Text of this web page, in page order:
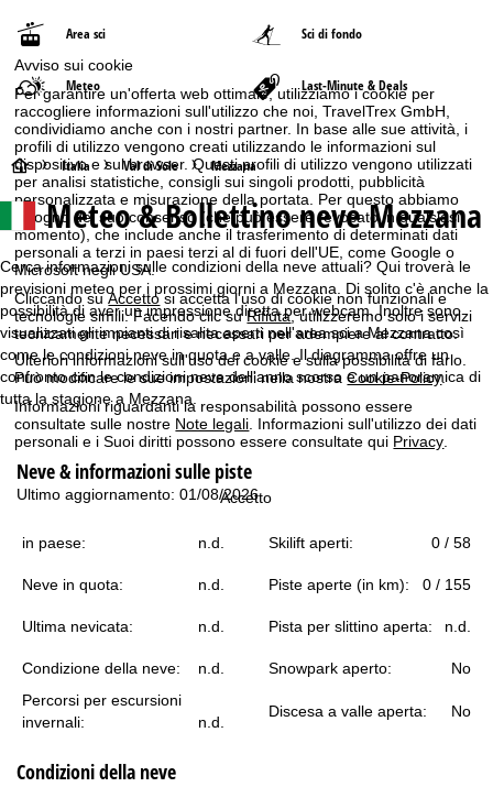
Avviso sui cookie
Per garantire un'offerta web ottimale, utilizziamo i cookie per
raccogliere informazioni sull'utilizzo che noi, TravelTrex GmbH,
condividiamo anche con i nostri partner. In base alle sue attività, i
profili di utilizzo vengono creati utilizzando le informazioni sul
dispositivo e sul browser. Questi profili di utilizzo vengono utilizzati
per analisi statistiche, consigli sui singoli prodotti, pubblicità
personalizzata e misurazione della portata. Per questo abbiamo
bisogno del suo consenso (che può essere revocato in qualsiasi
momento), che include anche il trasferimento di determinati dati
personali a terzi in paesi terzi al di fuori dell'UE, come Google o
Microsoft negli USA.
Cliccando suAccettosi accetta l'uso di cookie non funzionali e
tecnologie simili. Facendo clic suRifiuta, utilizzeremo solo i servizi
tecnicamente necessari e necessari per adempiere al contratto.
Ulteriori informazioni sull'uso dei cookie e sulla possibilità di farlo.
Può modificare le sue impostazioni nella nostraCookie-Policy.
Informazioni riguardanti la responsabilità possono essere
consultate sulle nostre Note legali . Informazioni sull'utilizzo dei dati
personali e i Suoi diritti possono essere consultate qui Privacy
Accetto
Area sci Sci di fondo
Meteo Last-Minute & Deals
H
o
m
e
p
a
g
e
Italia Val di Sole Mezzana
Meteo & Bollettino neve Mezzana
Cerca informazioni sulle condizioni della neve attuali? Qui troverà le
previsioni meteo per i prossimi giorni a Mezzana. Di solito c'è anche la
possibilità di aver un impressione diretta per webcam. Inoltre sono
visualizzati gli impianti di risalita aperti nell'area sci a Mezzana così
come le condizioni neve in quota e a valle. Il diagramma offre un
confronto con le condizioni neve dell'anno scorso e un panoramica di
tutta la stagione a Mezzana.
Neve & informazioni sulle piste
Ultimo aggiornamento: 01/08/2026
in paese: n.d. Skilift aperti: 0 / 58
Neve in quota: n.d. Piste aperte (in km): 0 / 155
Ultima nevicata: n.d. Pista per slittino aperta: n.d.
Condizione della neve: n.d. Snowpark aperto:
No
Percorsi per escursioni
invernali:
n.d.
Discesa a valle aperta: No
Condizioni della neve